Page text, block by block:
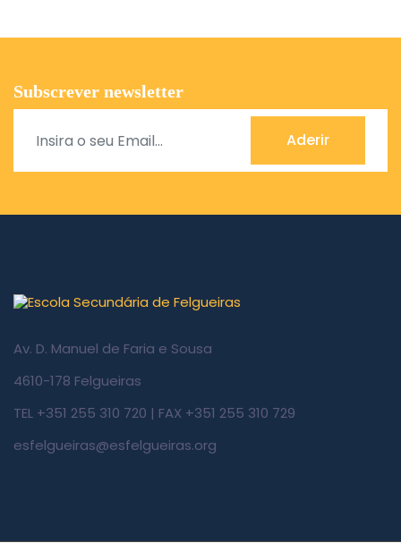
Subscrever newsletter
Aderir
Av. D. Manuel de Faria e Sousa
4610-178 Felgueiras
TEL +351 255 310 720 | FAX +351 255 310 729
esfelgueiras@esfelgueiras.org